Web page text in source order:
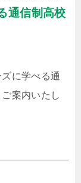
通信制高校
に学べる通
案内いたし